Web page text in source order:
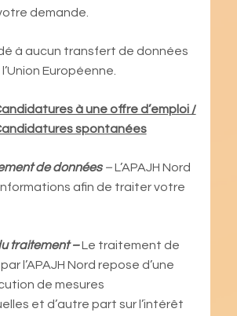
demande.
à aucun transfert de données
Européenne.
à une offre d’emploi /
spontanées
de données– L’APAJH Nord
afin de traiter votre
traitement – Le traitement de
l’APAJH Nord repose d’une
de mesures
et d’autre part sur l’intérêt